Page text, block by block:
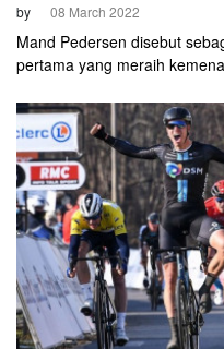
by 08 March 2022
Mand Pedersen disebut
pertama yang meraih